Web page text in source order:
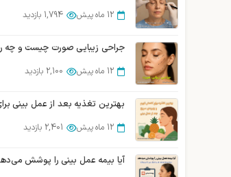
12 ماه پیش 1,794 بازدید
12 ماه پیش 2,100 بازدید
12 ماه پیش 2,401 بازدید